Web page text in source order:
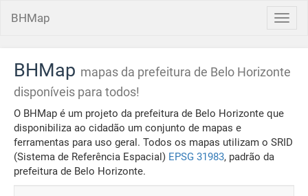
BHMap
BHMap mapas da prefeitura de Belo Horizonte
disponíveis para todos!
O BHMap é um projeto da prefeitura de Belo Horizonte que
disponibiliza ao cidadão um conjunto de mapas e
ferramentas para uso geral. Todos os mapas utilizam o SRID
(Sistema de Referência Espacial) EPSG 31983, padrão da
prefeitura de Belo Horizonte.